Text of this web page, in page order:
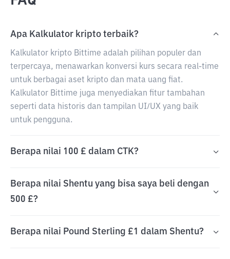
Apa Kalkulator kripto terbaik?
Kalkulator kripto Bittime adalah pilihan populer dan
terpercaya, menawarkan konversi kurs secara real-time
untuk berbagai aset kripto dan mata uang fiat.
Kalkulator Bittime juga menyediakan fitur tambahan
seperti data historis dan tampilan UI/UX yang baik
untuk pengguna.
Berapa nilai 100 £ dalam CTK?
Berapa nilai Shentu yang bisa saya beli dengan
500 £?
Berapa nilai Pound Sterling £1 dalam Shentu?